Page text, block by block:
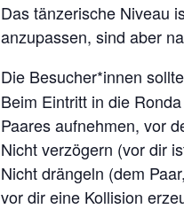
Das tänzerische Niveau
anzupassen, sind aber
Die Besucher*innen
Beim Eintritt in die
Paares aufnehmen, vor
Nicht verzögern (vor dir
Nicht drängeln (dem
vor dir eine Kollision